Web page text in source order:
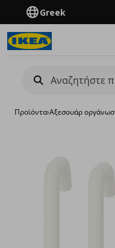
Greek
Προϊόντα›Aξεσουάρ